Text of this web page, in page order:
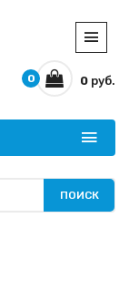
0 руб.
0
ПОИСК